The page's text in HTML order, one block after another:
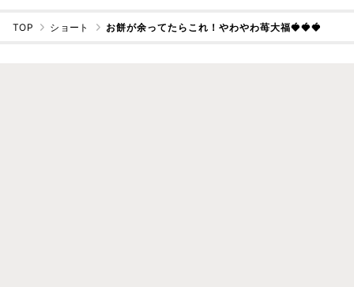
TOP ショート お餅が余ってたらこれ！やわやわ苺大福🍓🍓🍓